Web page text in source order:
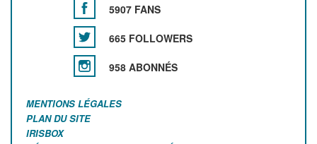
5907 FANS
665 FOLLOWERS
958 ABONNÉS
MENTIONS LÉGALES
PLAN DU SITE
IRISBOX